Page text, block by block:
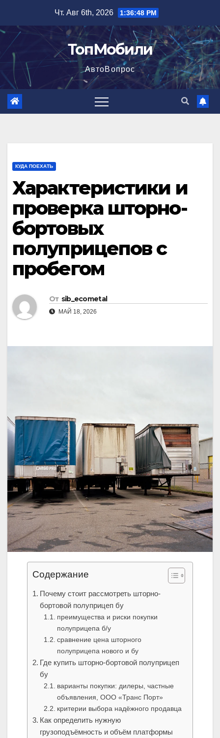
содержимому
Чт. Авг 6th, 2026 1:36:49 PM
ТопМобили
АвтоВопрос
КУДА ПОЕХАТЬ
Характеристики и
проверка шторно-
бортовых
полуприцепов с
пробегом
От sib_ecometal
МАЙ 18, 2026
Содержание
Почему стоит рассмотреть шторно-
бортовой полуприцеп бу
преимущества и риски покупки
полуприцепа б/у
сравнение цена шторного
полуприцепа нового и бу
Где купить шторно-бортовой полуприцеп
бу
варианты покупки: дилеры, частные
объявления, ООО «Транс Порт»
критерии выбора надёжного продавца
Как определить нужную
грузоподъёмность и объём платформы